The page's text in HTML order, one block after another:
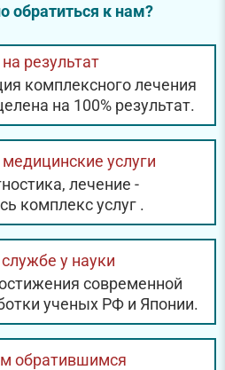
обратиться к нам?
результат
комплексного лечения
на 100% результат.
услуги
лечение -
комплекс услуг .
у науки
современной
ученых РФ и Японии.
обратившимся